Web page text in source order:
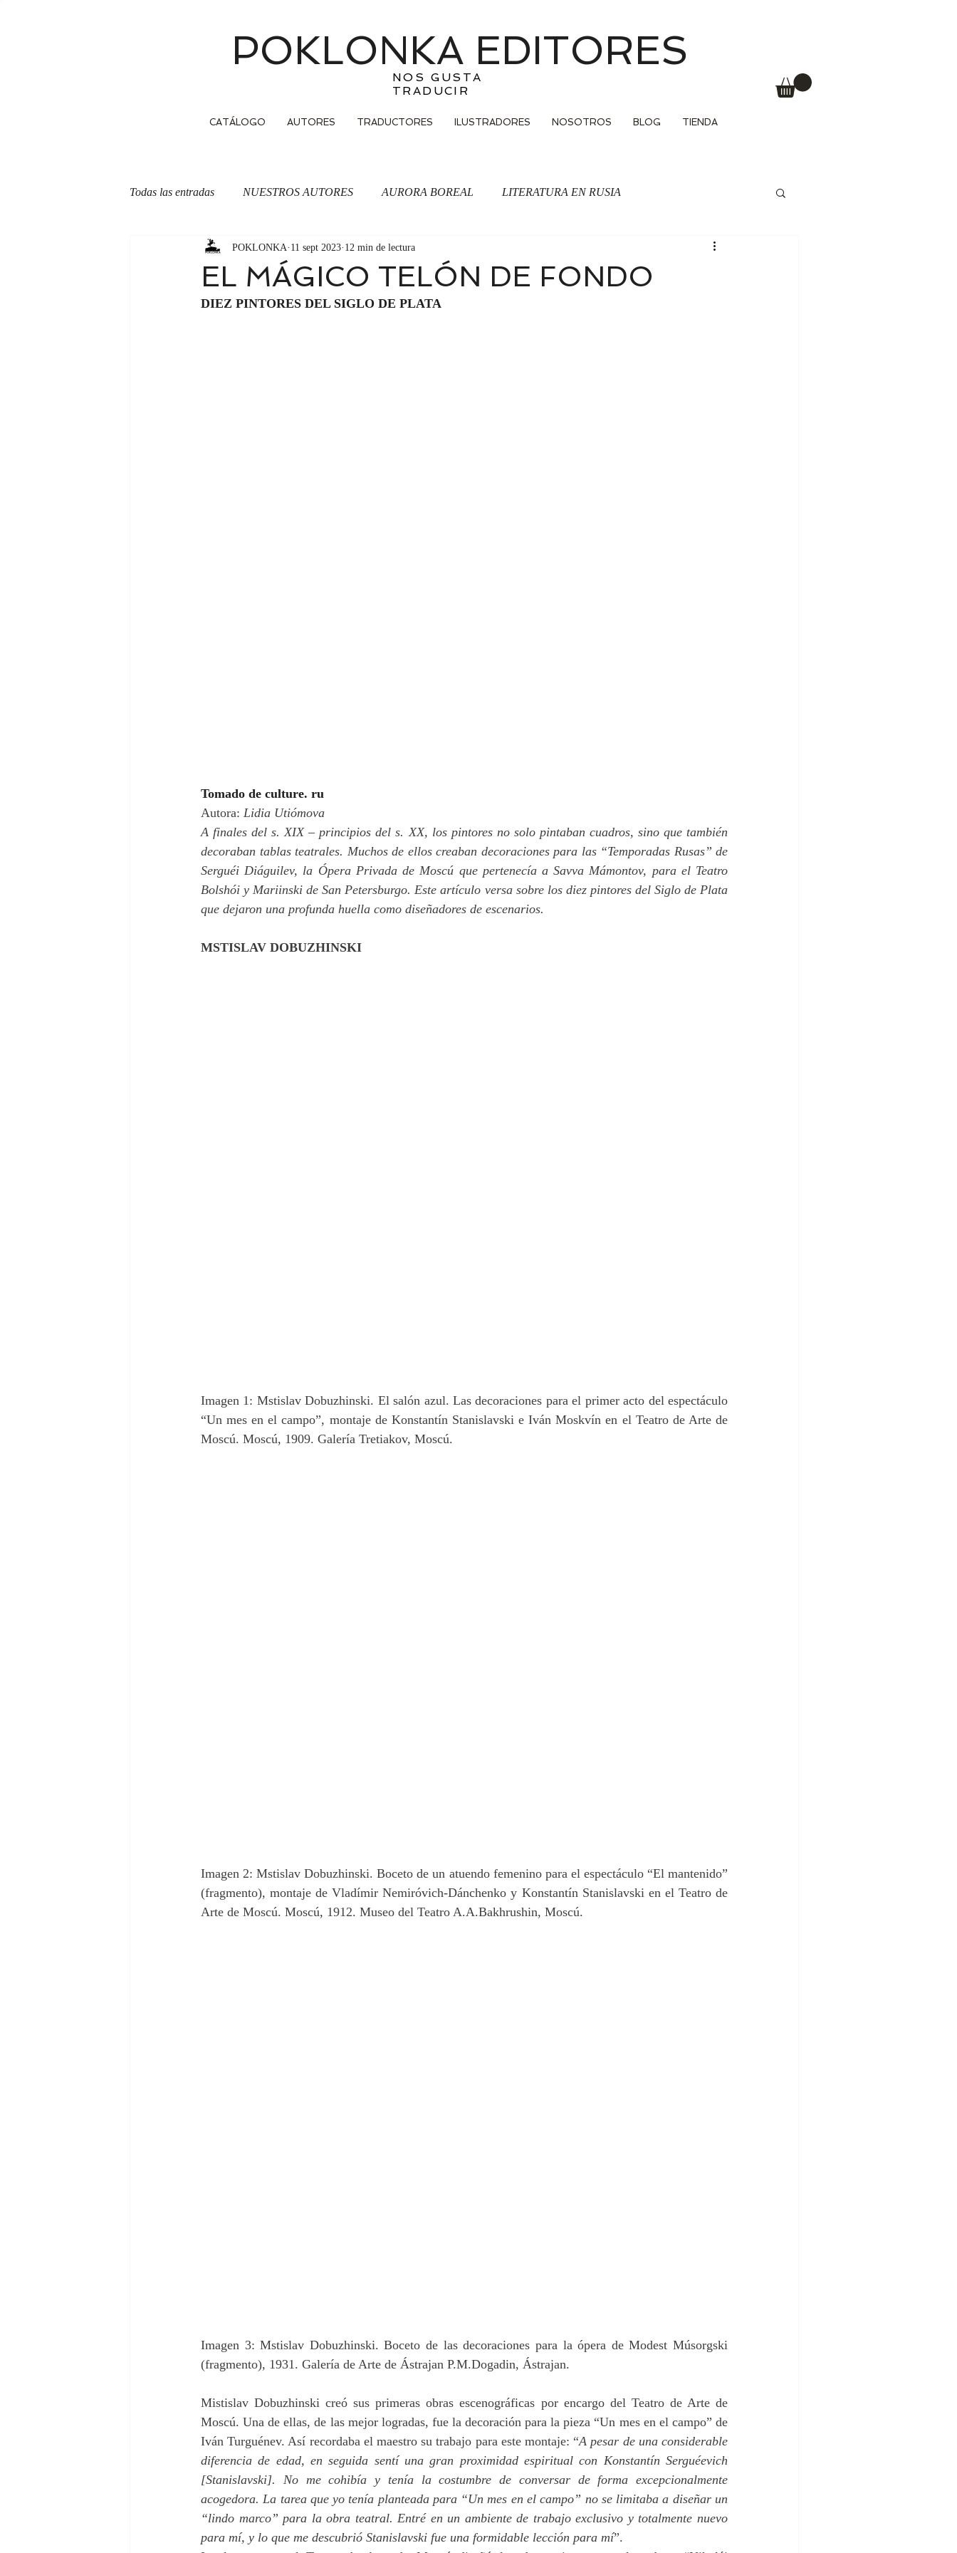
POKLONKA EDITORES
NOS GUSTA
TRADUCIR
CATÁLOGO AUTORES TRADUCTORES ILUSTRADORES NOSOTROS BLOG TIENDA
Todas las entradas NUESTROS AUTORES AURORA BOREAL LITERATURA EN RUSIA
OTRA CARA DE LA MONEDA Traducción
EL MÁGICO TELÓN DE FONDO
POKLONKA 11 sept 2023 12 min de lectura
DIEZ PINTORES DEL SIGLO DE PLATA
Tomado de culture. ru
Autora: Lidia Utiómova
A finales del s. XIX – principios del s. XX, los pintores no solo pintaban cuadros, sino que también
decoraban tablas teatrales. Muchos de ellos creaban decoraciones para las “Temporadas Rusas” de
Serguéi Diáguilev, la Ópera Privada de Moscú que pertenecía a Savva Mámontov, para el Teatro
Bolshói y Mariinski de San Petersburgo. Este artículo versa sobre los diez pintores del Siglo de Plata
que dejaron una profunda huella como diseñadores de escenarios.
MSTISLAV DOBUZHINSKI
Imagen 1: Mstislav Dobuzhinski. El salón azul. Las decoraciones para el primer acto del espectáculo
“Un mes en el campo”, montaje de Konstantín Stanislavski e Iván Moskvín en el Teatro de Arte de
Moscú. Moscú, 1909. Galería Tretiakov, Moscú.
Imagen 2: Mstislav Dobuzhinski. Boceto de un atuendo femenino para el espectáculo “El mantenido”
(fragmento), montaje de Vladímir Nemiróvich-Dánchenko y Konstantín Stanislavski en el Teatro de
Arte de Moscú. Moscú, 1912. Museo del Teatro A.A.Bakhrushin, Moscú.
Imagen 3: Mstislav Dobuzhinski. Boceto de las decoraciones para la ópera de Modest Músorgski
(fragmento), 1931. Galería de Arte de Ástrajan P.M.Dogadin, Ástrajan.
Mistislav Dobuzhinski creó sus primeras obras escenográficas por encargo del Teatro de Arte de
Moscú. Una de ellas, de las mejor logradas, fue la decoración para la pieza “Un mes en el campo” de
Iván Turguénev. Así recordaba el maestro su trabajo para este montaje: “A pesar de una considerable
diferencia de edad, en seguida sentí una gran proximidad espiritual con Konstantín Serguéevich
[Stanislavski]. No me cohibía y tenía la costumbre de conversar de forma excepcionalmente
acogedora. La tarea que yo tenía planteada para “Un mes en el campo” no se limitaba a diseñar un
“lindo marco” para la obra teatral. Entré en un ambiente de trabajo exclusivo y totalmente nuevo
para mí, y lo que me descubrió Stanislavski fue una formidable lección para mí”.